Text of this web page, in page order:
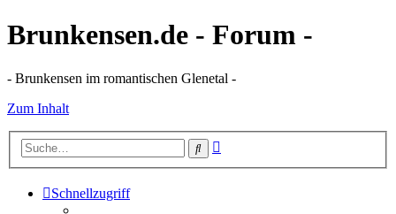
Brunkensen.de - Forum -
- Brunkensen im romantischen Glenetal -
Zum Inhalt
Suche
Schnellzugriff